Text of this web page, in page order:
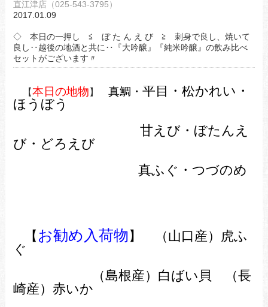
直江津店（025-543-3795）
2017.01.09
◇ 本日の一押し ≦ ぼ た ん え び ≧ 刺身で良し、焼いて
良し‥越後の地酒と共に‥『大吟醸』『純米吟醸』の飲み比べ
セットがございます〃
【本日の地物】 真鯛・ 平目・松かれい・
ほうぼう
甘えび・ぼたんえ
び・どろえび
真ふぐ・つづのめ
【 お勧め入荷物 】 （山口産）虎ふ
ぐ
（島根産）白ばい貝
（長
崎産）赤いか